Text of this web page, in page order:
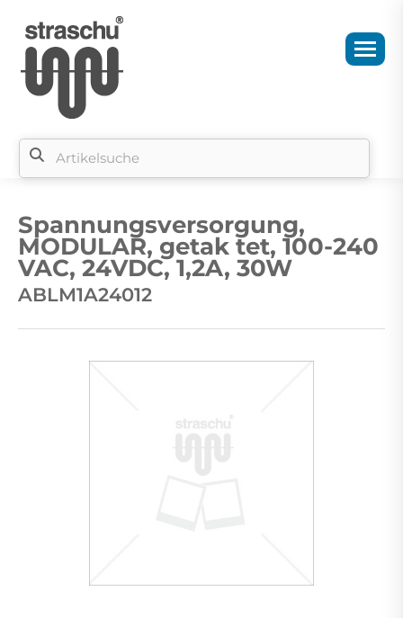
Spannungsversorgung,
MODULAR, getak tet, 100-240
VAC, 24VDC, 1,2A, 30W
ABLM1A24012